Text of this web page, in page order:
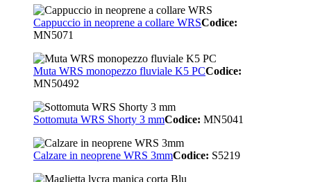
Cappuccio in neoprene a collare WRSCodice:
MN5071
Muta WRS monopezzo fluviale K5 PCCodice:
MN50492
Sottomuta WRS Shorty 3 mmCodice: MN5041
Calzare in neoprene WRS 3mmCodice: S5219